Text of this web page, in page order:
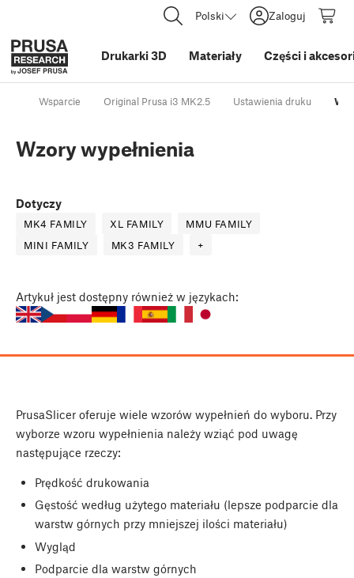
Polski Zaloguj
Drukarki 3D Materiały Części i
Wsparcie Original Prusa i3 MK2.5 Ustawienia druku
Wzory wypełnienia
Dotyczy
MK4 FAMILY XL FAMILY
MMU FAMILY
MINI FAMILY
MK3 FAMILY +
Artykuł jest dostępny również w językach:
PrusaSlicer oferuje wiele wzorów wypełnień do wyboru. Przy
wyborze wzoru wypełnienia należy wziąć pod uwagę
następujące rzeczy:
Prędkość drukowania
Gęstość według użytego materiału (lepsze podparcie dla
warstw górnych przy mniejszej ilości materiału)
Wygląd
Podparcie dla warstw górnych